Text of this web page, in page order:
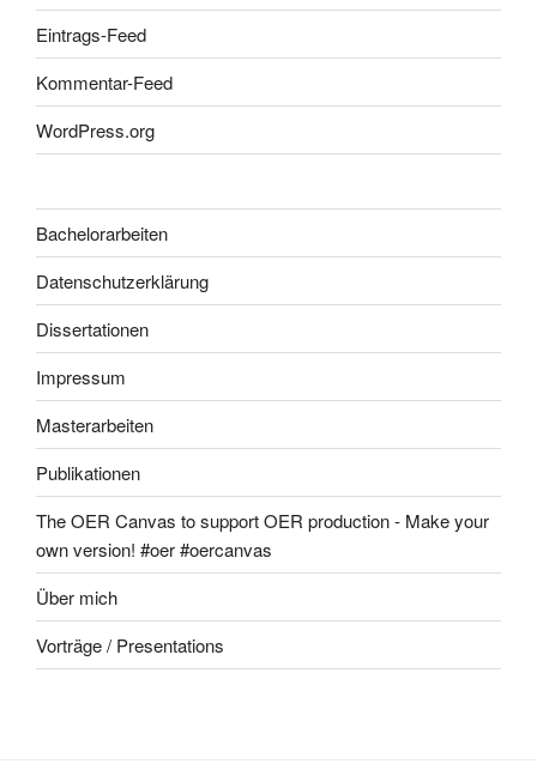
Eintrags-Feed
Kommentar-Feed
WordPress.org
Bachelorarbeiten
Datenschutzerklärung
Dissertationen
Impressum
Masterarbeiten
Publikationen
The OER Canvas to support OER production - Make your
own version! #oer #oercanvas
Über mich
Vorträge / Presentations